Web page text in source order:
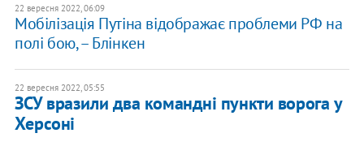
22 вересня 2022, 06:09
Мобілізація Путіна відображає проблеми РФ на
полі бою, – Блінкен
22 вересня 2022, 05:55
ЗСУ вразили два командні пункти ворога у
Херсоні